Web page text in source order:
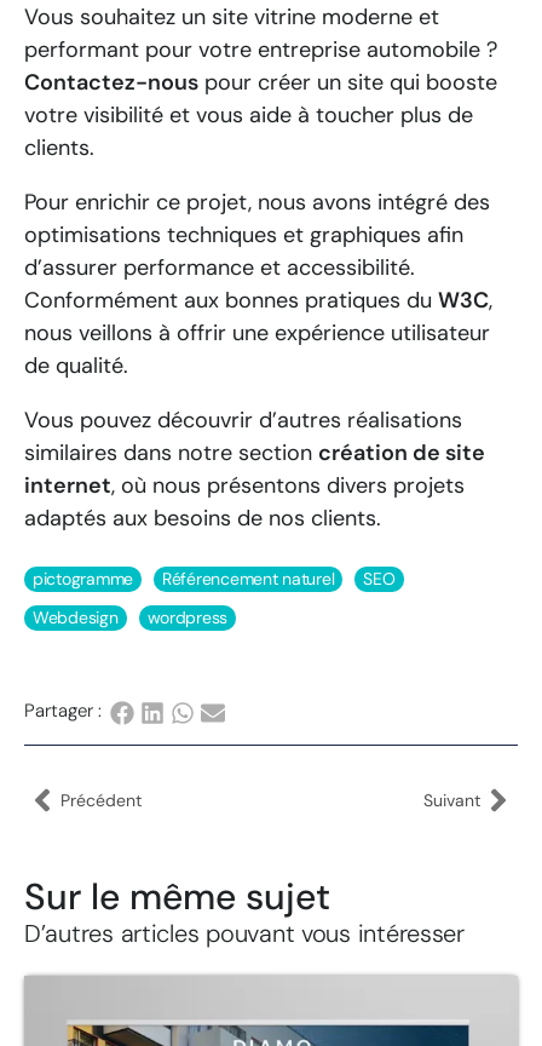
Vous souhaitez un site vitrine moderne et
performant pour votre entreprise automobile ?
Contactez-nous pour créer un site qui booste
votre visibilité et vous aide à toucher plus de
clients.
Pour enrichir ce projet, nous avons intégré des
optimisations techniques et graphiques afin
d’assurer performance et accessibilité.
Conformément aux bonnes pratiques du W3C,
nous veillons à offrir une expérience utilisateur
de qualité.
Vous pouvez découvrir d’autres réalisations
similaires dans notre section création de site
internet, où nous présentons divers projets
adaptés aux besoins de nos clients.
pictogramme Référencement naturel
SEO
Webdesign
wordpress
Partager :
Précédent Suivant
Sur le même sujet
D’autres articles pouvant vous intéresser